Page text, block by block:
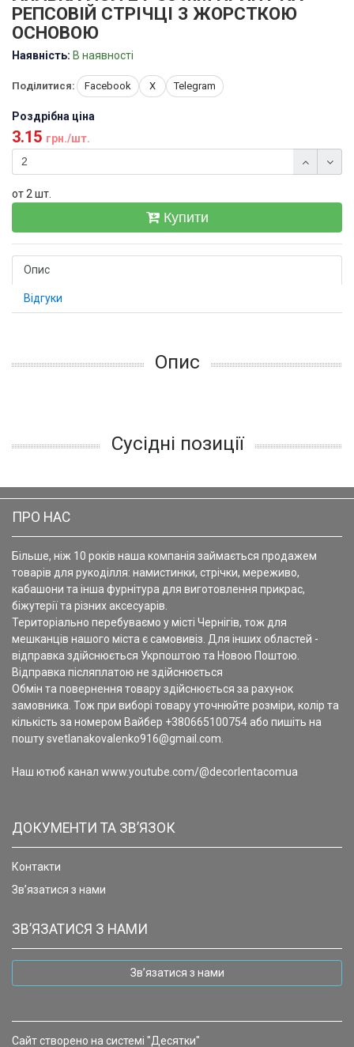
РЕПСОВІЙ СТРІЧЦІ З ЖОРСТКОЮ
ОСНОВОЮ
Наявність: В наявності
Поділитися: Facebook X Telegram
Роздрібна ціна
3.15 грн./шт.
от 2 шт.
Купити
Опис
Відгуки
Опис
Сусідні позиції
ПРО НАС
Більше, ніж 10 років наша компанія займається продажем
товарів для рукоділля: намистинки, стрічки, мереживо,
кабашони та інша фурнітура для виготовлення прикрас,
біжутерії та різних аксесуарів.
Територіально перебуваємо у місті Чернігів, тож для
мешканців нашого міста є самовивіз. Для інших областей -
відправка здійснюється Укрпоштою та Новою Поштою.
Відправка післяплатою не здійснюється
Обмін та повернення товару здійснюється за рахунок
замовника. Тож при виборі товару уточнюйте розміри, колір та
кількість за номером Вайбер +380665100754 або пишіть на
пошту svetlanakovalenko916@gmail.com.
Наш ютюб канал www.youtube.com/@decorlentacomua
ДОКУМЕНТИ ТА ЗВ’ЯЗОК
Контакти
Зв’язатися з нами
ЗВ’ЯЗАТИСЯ З НАМИ
Зв’язатися з нами
Сайт створено на системі "Десятки"